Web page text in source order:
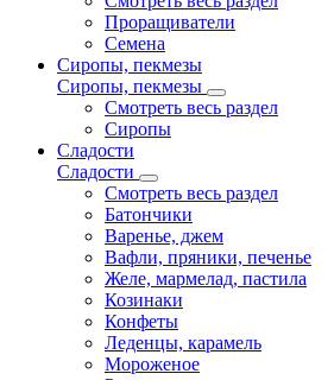
Проращиватели
Семена
Сиропы, пекмезы
Сиропы, пекмезы
Смотреть весь раздел
Сиропы
Сладости
Сладости
Смотреть весь раздел
Батончики
Варенье, джем
Вафли, пряники, печенье
Желе, мармелад, пастила
Козинаки
Конфеты
Леденцы, карамель
Мороженое